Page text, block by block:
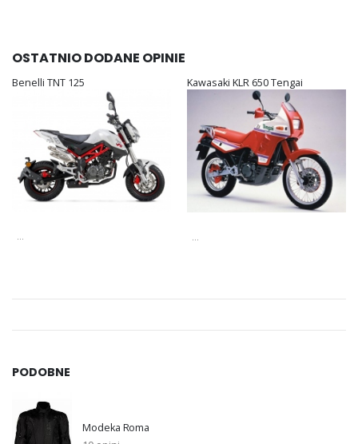
OSTATNIO DODANE OPINIE
Benelli TNT 125 Kawasaki KLR 650 Tengai
PODOBNE
Modeka Roma